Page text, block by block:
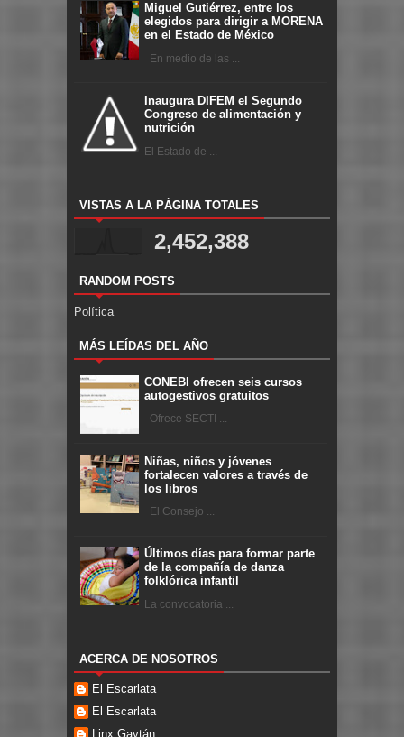
Miguel Gutiérrez, entre los
elegidos para dirigir a MORENA
en el Estado de México
En medio de las ...
Inaugura DIFEM el Segundo
Congreso de alimentación y
nutrición
El Estado de ...
VISTAS A LA PÁGINA TOTALES
2,452,388
RANDOM POSTS
Política
MÁS LEÍDAS DEL AÑO
CONEBI ofrecen seis cursos
autogestivos gratuitos
Ofrece SECTI ...
Niñas, niños y jóvenes
fortalecen valores a través de
los libros
El Consejo ...
Últimos días para formar parte
de la compañía de danza
folklórica infantil
La convocatoria ...
ACERCA DE NOSOTROS
El Escarlata
El Escarlata
Linx Gaytán